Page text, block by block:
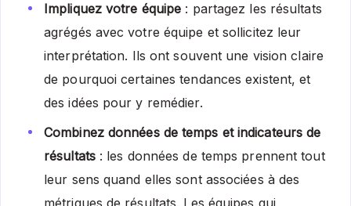
Impliquez votre équipe : partagez les résultats
agrégés avec votre équipe et sollicitez leur
interprétation. Ils ont souvent une vision claire
de pourquoi certaines tendances existent, et
des idées pour y remédier.
Combinez données de temps et indicateurs de
résultats: les données de temps prennent tout
leur sens quand elles sont associées à des